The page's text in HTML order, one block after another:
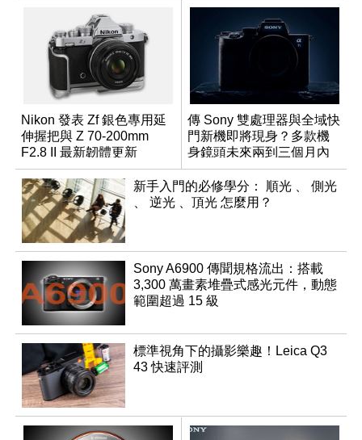
Nikon 發表 Zf 銀色專用延
伸握把與 Z 70-200mm
F2.8 II 最新韌體更新
傳 Sony 雙處理器與全域快
門新機即將現身？多款機
身鏡頭未來兩到三個月內
有望登場
新手入門的必修學分： 順光 、 側光
、 逆光 、頂光 怎麼用？
Sony A6900 傳聞規格流出：搭載
3,300 萬畫素堆疊式感光元件，動態
範圍超過 15 級
標準視角下的攝影樂趣！Leica Q3
43 快速評測